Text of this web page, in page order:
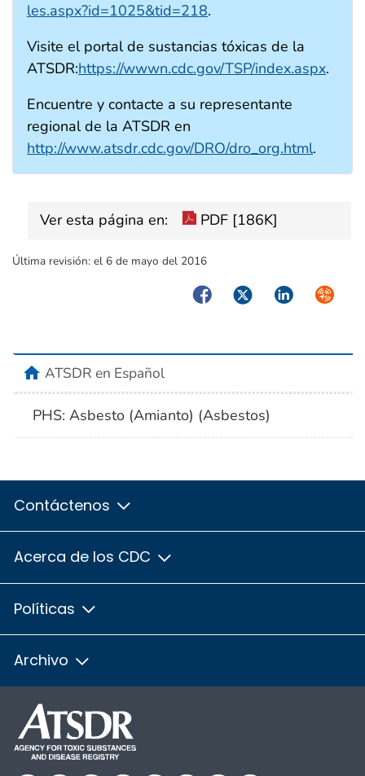
les.aspx?id=1025&tid=218.
Visite el portal de sustancias tóxicas de la
ATSDR:https://wwwn.cdc.gov/TSP/index.aspx.
Encuentre y contacte a su representante
regional de la ATSDR en
http://www.atsdr.cdc.gov/DRO/dro_org.html.
Ver esta página en: PDF [186K]
Última revisión: el 6 de mayo del 2016
FacebookTwitterLinkedIn
homeATSDR en Español
PHS: Asbesto (Amianto) (Asbestos)
Contáctenos
Acerca de los CDC
Políticas
Archivo